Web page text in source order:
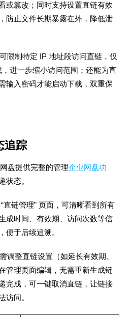
或篡改；同时支持设置直链有效
防止文件长期暴露在外，降低泄
可限制特定 IP 地址段访问直链，仅
进一步缩小访问范围；还能为直
输入密码才能启动下载，双重保
追踪
盘提供完整的管理企业网盘功
状态。
直链管理” 页面，可清晰看到所有
成时间、有效期、访问次数等信
便于后续追溯。
调整直链设置（如延长有效期、
管理页面编辑，无需重新生成链
完成，可一键取消直链，让链接
访问。